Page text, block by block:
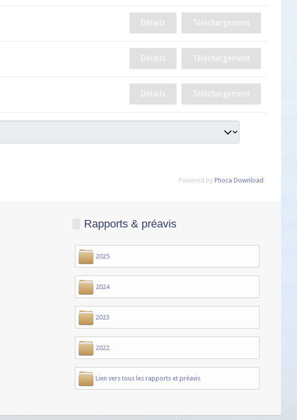
Téléchargement
Détails
Téléchargement
Détails
Téléchargement
Détails
Powered by Phoca Download
Rapports & préavis
2025
2024
2023
2022
Lien vers tous les rapports et préavis